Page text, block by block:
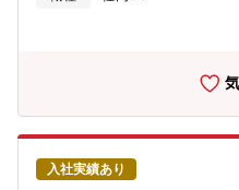
められる職務ではありますが
のチャンスもあります。【配
本制度の適用対象外■定年 60
みとし、精密計測機器国内トッ
置世界トップシェアを誇ります
リンダなどを測定するもので、
定時間についても従来の半分以
機が必要だった内外径の直径測
実現させました。・売上比率は
入社実績あり